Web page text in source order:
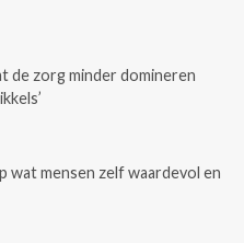
de zorg minder domineren
wat mensen zelf waardevol en